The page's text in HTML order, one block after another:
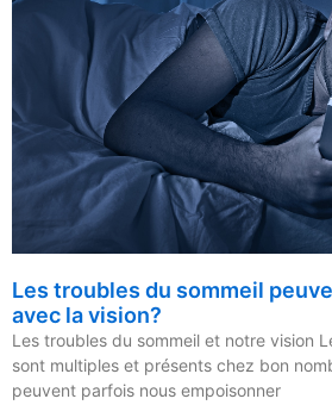
Les troubles du sommeil
avec la vision?
Les troubles du sommeil et notre vision
sont multiples et présents chez bon
peuvent parfois nous empoisonner